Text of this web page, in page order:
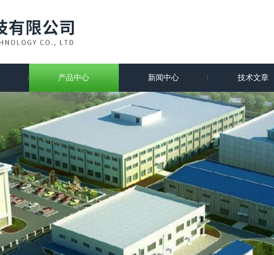
产品中心 新闻中心 技术文章